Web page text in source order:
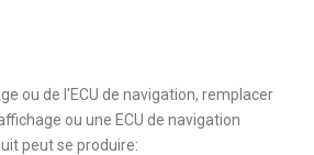
ou de l'ECU de navigation, remplacer
ou une ECU de navigation
peut se produire: